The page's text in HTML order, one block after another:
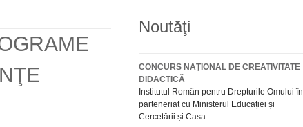
Noutăţi
CONCURS NAŢIONAL DE CREATIVITATE
DIDACTICĂ
Institutul Român pentru Drepturile Omului în
parteneriat cu Ministerul Educației și
Cercetării și Casa...